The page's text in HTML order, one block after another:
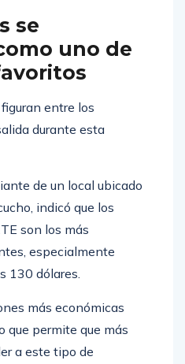
se
uno de
entre los
durante esta
de un local ubicado
indicó que los
son los más
especialmente
130 dólares.
más económicas
que permite que más
a este tipo de